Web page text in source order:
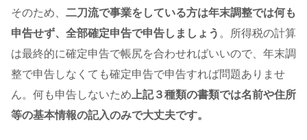
そのため、 二刀流で事業をしている方は年末調整では何も
申告せず、全部確定申告で申告しましょう 。所得税の計算
は最終的に確定申告で帳尻を合わせればいいので、年末調
整で申告しなくても確定申告で申告すれば問題ありませ
ん。何も申告しないため 上記３種類の書類では名前や住所
等の基本情報の記入のみで大丈夫です。